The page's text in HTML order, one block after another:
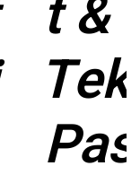
t &